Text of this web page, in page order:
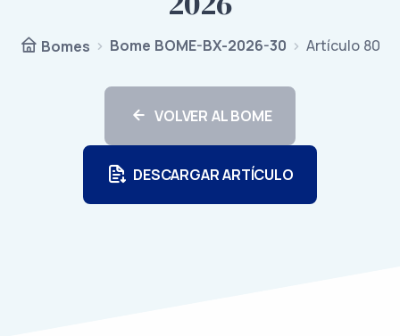
Bomes Bome BOME-BX-2026-30 Artículo 80
VOLVER AL BOME
DESCARGAR ARTÍCULO